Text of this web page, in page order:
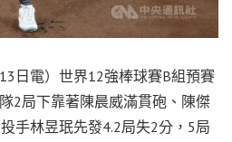
日電）世界12強棒球賽B組預賽
2局下靠著陳晨威滿貫砲、陳傑
手林昱珉先發4.2局失2分，5局